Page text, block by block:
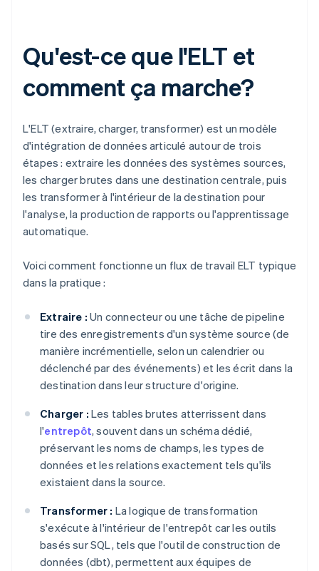
Qu'est-ce que l'ELT et
comment ça marche?
L'ELT (extraire, charger, transformer) est un modèle
d'intégration de données articulé autour de trois
étapes : extraire les données des systèmes sources,
les charger brutes dans une destination centrale, puis
les transformer à l'intérieur de la destination pour
l'analyse, la production de rapports ou l'apprentissage
automatique.
Voici comment fonctionne un flux de travail ELT typique
dans la pratique :
Extraire : Un connecteur ou une tâche de pipeline
tire des enregistrements d'un système source (de
manière incrémentielle, selon un calendrier ou
déclenché par des événements) et les écrit dans la
destination dans leur structure d'origine.
Charger : Les tables brutes atterrissent dans
l'entrepôt, souvent dans un schéma dédié,
préservant les noms de champs, les types de
données et les relations exactement tels qu'ils
existaient dans la source.
Transformer : La logique de transformation
s'exécute à l'intérieur de l'entrepôt car les outils
basés sur SQL, tels que l'outil de construction de
données (dbt), permettent aux équipes de